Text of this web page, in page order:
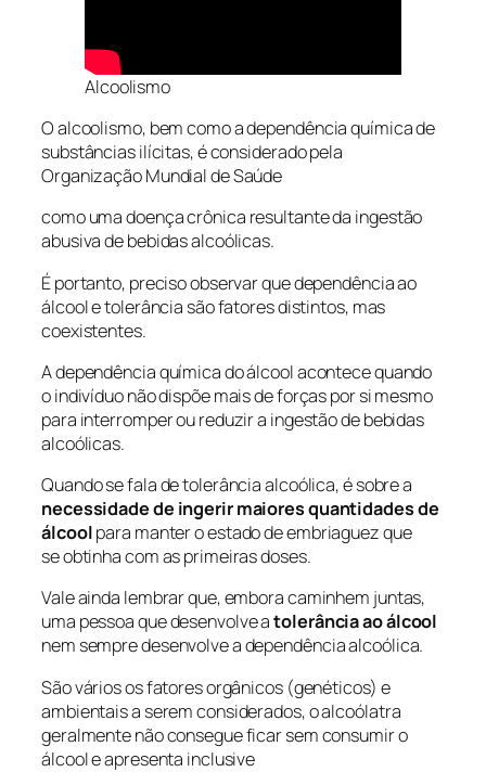
Alcoolismo
O alcoolismo, bem como a dependência química de
substâncias ilícitas, é considerado pela
Organização Mundial de Saúde
como uma doença crônica resultante da ingestão
abusiva de bebidas alcoólicas.
É portanto, preciso observar que dependência ao
álcool e tolerância são fatores distintos, mas
coexistentes.
A dependência química do álcool acontece quando
o indivíduo não dispõe mais de forças por si mesmo
para interromper ou reduzir a ingestão de bebidas
alcoólicas.
Quando se fala de tolerância alcoólica, é sobre a
necessidade de ingerir maiores quantidades de
álcoolpara manter o estado de embriaguez que
se obtinha com as primeiras doses.
Vale ainda lembrar que, embora caminhem juntas,
uma pessoa que desenvolve atolerância ao álcool
nem sempre desenvolve a dependência alcoólica.
São vários os fatores orgânicos (genéticos) e
ambientais a serem considerados, o alcoólatra
geralmente não consegue ficar sem consumir o
álcool e apresenta inclusive